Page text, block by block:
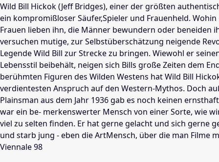
Wild Bill Hickok (Jeff Bridges), einer der größten
ein kompromißloser Säufer,Spieler und Frauenheld.
Frauen lieben ihn, die Männer bewundern oder beneiden
versuchen mutige, zur Selbstüberschätzung neigende
Legende Wild Bill zur Strecke zu bringen. Wiewohl er
Lebensstil beibehält, neigen sich Bills große Zeiten dem
berühmten Figuren des Wilden Westens hat Wild Bill
verdientesten Anspruch auf den Western-Mythos. Doch
Plainsman aus dem Jahr 1936 gab es noch keinen
war ein be- merkenswerter Mensch von einer Sorte, wie
viel zu selten finden. Er hat gerne gelacht und sich gerne
und starb jung - eben die ArtMensch, über die man Filme
Viennale 98